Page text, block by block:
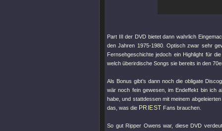
Part III der DVD bietet dann wahrlich
den Jahren 1975-1980. Optisch zwar sehr
Fernsehgeschichte jedoch ein Highlight für
welch überirdische Songs sie bereits in den
Als Bonus gibt’s dann noch die obligate
wär noch fein gewesen, im Endeffekt bin ich
habe, und stattdessen mit meinem
das, was die PRIEST Fans brauchen.
So gut Ripper Owens war, diese DVD